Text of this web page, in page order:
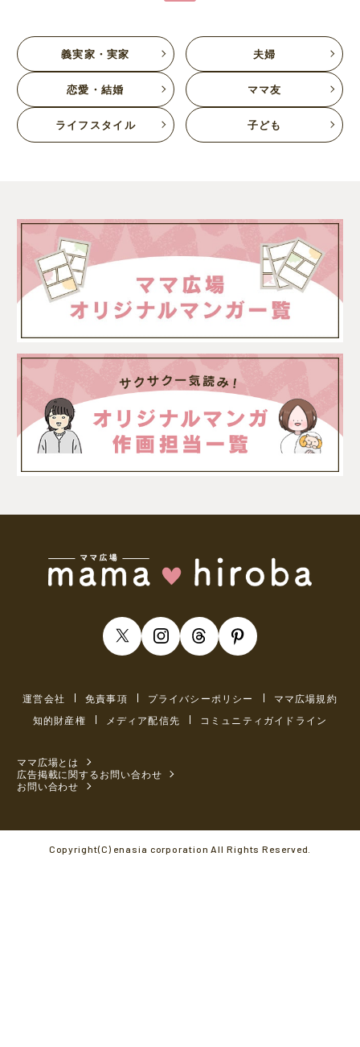
義実家・実家 夫婦
恋愛・結婚 ママ友
ライフスタイル 子ども
運営会社 免責事項 プライバシーポリシー
ママ広場規約
知的財産権
メディア配信先 コミュニティガイドライン
ママ広場とは
広告掲載に関するお問い合わせ
お問い合わせ
Copyright(C) enasia corporation All Rights Reserved.